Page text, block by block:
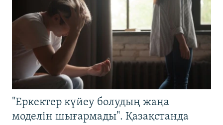
"Еркектер күйеу болудың жаңа
моделін шығармады". Қазақстанда